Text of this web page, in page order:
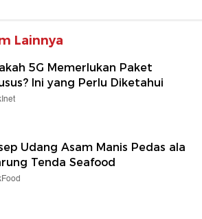
Lainnya
5G Memerlukan Paket
Ini yang Perlu Diketahui
Udang Asam Manis Pedas ala
Tenda Seafood